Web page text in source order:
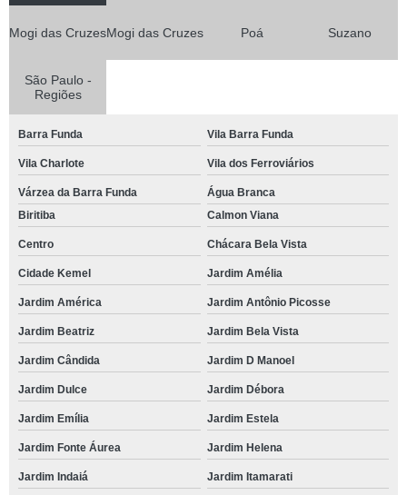
Mogi das CruzesMogi das Cruzes Poá Suzano
São Paulo -
Regiões
Barra Funda Vila Barra Funda
Vila Charlote Vila dos Ferroviários
Várzea da Barra Funda
Água Branca
Biritiba
Calmon Viana
Centro Chácara Bela Vista
Cidade Kemel Jardim Amélia
Jardim América Jardim Antônio Picosse
Jardim Beatriz Jardim Bela Vista
Jardim Cândida Jardim D Manoel
Jardim Dulce Jardim Débora
Jardim Emília Jardim Estela
Jardim Fonte Áurea Jardim Helena
Jardim Indaiá Jardim Itamarati